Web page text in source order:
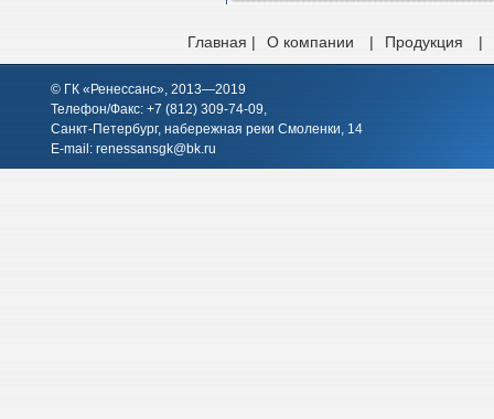
Главная | О компании | Продукция |
© ГК «Ренессанс», 2013—2019
Телефон/Факс: +7 (812) 309-74-09,
Санкт-Петербург, набережная реки Смоленки, 14
E-mail: renessansgk@bk.ru